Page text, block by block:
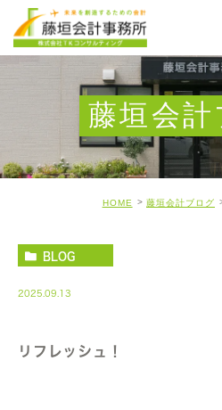
藤垣会計
HOME 藤垣会計ブログ
BLOG
2025.09.13
リフレッシュ！